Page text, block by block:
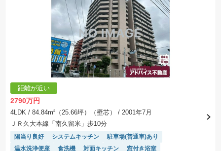
距離が近い
2790万円
4LDK / 84.84m²（25.66坪）（壁芯）
/ 2001年7月
ＪＲ久大本線「南久留米」歩10分
陽当り良好 システムキッチン
駐車場(普通車)あり
温水洗浄便座
食洗機 対面キッチン
窓付き浴室